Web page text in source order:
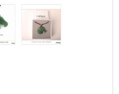
Încărcați imaginea 5 în
Încărcați imaginea